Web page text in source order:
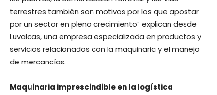
terrestres también son motivos por los que apostar
por un sector en pleno crecimiento” explican desde
Luvalcas, una empresa especializada en productos y
servicios relacionados con la maquinaria y el manejo
de mercancías.
Maquinaria imprescindible en la logística